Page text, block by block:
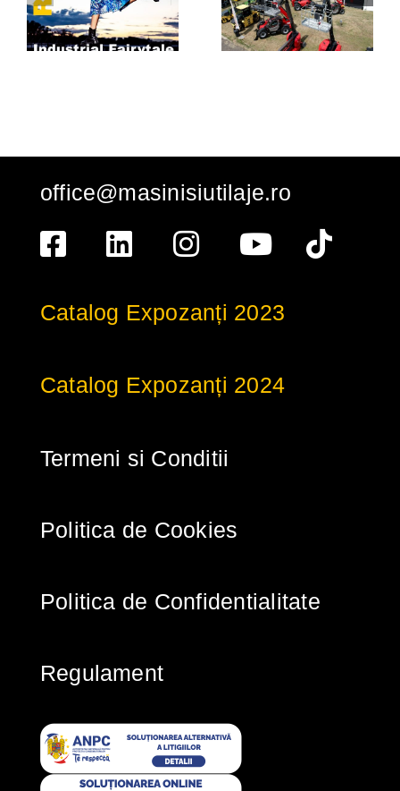
pentru
târgul-
Building
The Future
office@masinisiutilaje.ro
Catalog Expozanți 2023
Catalog Expozanți 2024
Termeni si Conditii
Politica de Cookies
Politica de Confidentialitate
Regulament